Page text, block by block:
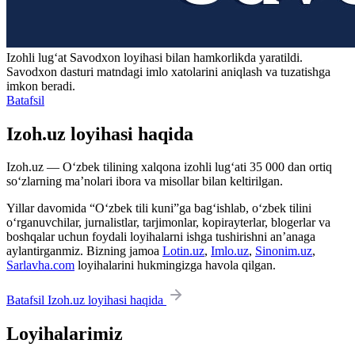
Izohli lugʻat Savodxon loyihasi bilan hamkorlikda yaratildi.
Savodxon dasturi matndagi imlo xatolarini aniqlash va tuzatishga
imkon beradi.
Batafsil
Izoh.uz loyihasi haqida
Izoh.uz — O‘zbek tilining xalqona izohli lug‘ati 35 000 dan ortiq
so‘zlarning ma’nolari ibora va misollar bilan keltirilgan.
Yillar davomida “O‘zbek tili kuni”ga bag‘ishlab, o‘zbek tilini
o‘rganuvchilar, jurnalistlar, tarjimonlar, kopirayterlar, blogerlar va
boshqalar uchun foydali loyihalarni ishga tushirishni an’anaga
aylantirganmiz. Bizning jamoa Lotin.uz, Imlo.uz, Sinonim.uz,
Sarlavha.com loyihalarini hukmingizga havola qilgan.
Batafsil Izoh.uz loyihasi haqida
Loyihalarimiz